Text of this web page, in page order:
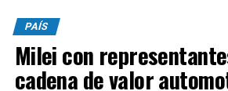
PAÍS
Milei con
cadena de valor